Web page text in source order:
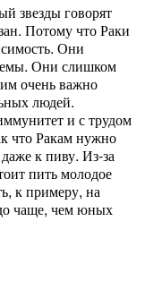
звезды говорят
Потому что Раки
Они
Они слишком
очень важно
людей.
и с трудом
что Ракам нужно
к пиву. Из-за
пить молодое
к примеру, на
чаще, чем юных